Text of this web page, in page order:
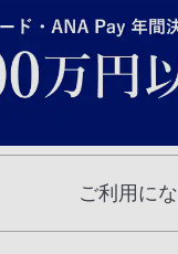
ご利用に